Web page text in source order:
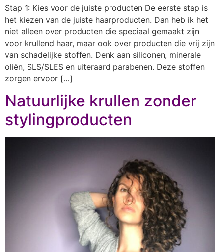
Stap 1: Kies voor de juiste producten De eerste stap is
het kiezen van de juiste haarproducten. Dan heb ik het
niet alleen over producten die speciaal gemaakt zijn
voor krullend haar, maar ook over producten die vrij zijn
van schadelijke stoffen. Denk aan siliconen, minerale
oliën, SLS/SLES en uiteraard parabenen. Deze stoffen
zorgen ervoor […]
Natuurlijke krullen zonder
stylingproducten